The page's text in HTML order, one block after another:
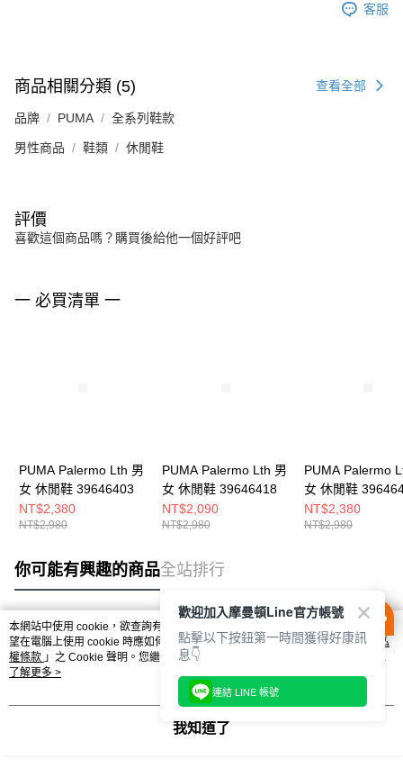
客服
商品相關分類 (5) 查看全部
品牌 PUMA 全系列鞋款
男性商品 鞋類 休閒鞋
評價
喜歡這個商品嗎？購買後給他一個好評吧
一 必買清單 一
PUMA Palermo Lth 男
女 休閒鞋 39646403
NT$2,380
NT$2,980
PUMA Palermo Lth 男
女 休閒鞋 39646418
NT$2,090
NT$2,980
PUMA Palermo
女 休閒鞋
NT$2,380
NT$2,980
你可能有興趣的商品全站排行
熱門標籤
本網站中使用 cookie，欲查詢有關本網站使用 cookie 方式之詳情，及若您不希
望在電腦上使用 cookie 時應如何變更電腦的 cookie 設定，請參閱本網站「
隱私
權條款 」之 Cookie 聲明。您繼續使用本網站即表示您同意本公司得按本網站使
用條款之 Cookie 聲明使用 cookie。
了解更多 >
我知道了
歡迎加入摩曼頓Line官方帳號
點擊以下按鈕第一時間獲得好康訊
息👇
連結 LINE 帳號